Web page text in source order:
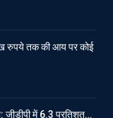
तक की आय पर कोई
में 6.3 प्रतिशत…